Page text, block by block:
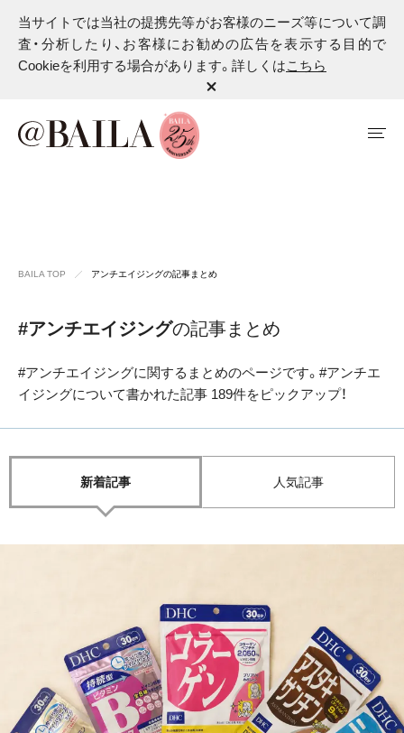
当サイトでは当社の提携先等がお客様のニーズ等について調
査・分析したり、お客様にお勧めの広告を表示する目的で
Cookieを利用する場合があります。詳しくはこちら
BAILA TOP アンチエイジングの記事まとめ
#アンチエイジングの記事まとめ
#アンチエイジングに関するまとめのページです。#アンチエ
イジングについて書かれた記事 189件をピックアップ！
新着記事 人気記事